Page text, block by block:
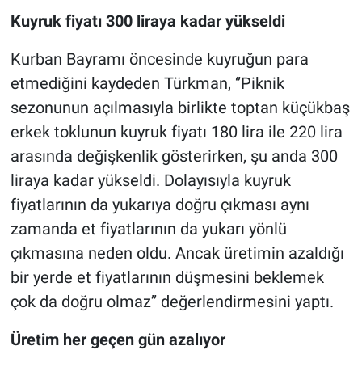
Kuyruk fiyatı 300 liraya kadar yükseldi
Kurban Bayramı öncesinde kuyruğun para
etmediğini kaydeden Türkman, ‘’Piknik
sezonunun açılmasıyla birlikte toptan küçükbaş
erkek toklunun kuyruk fiyatı 180 lira ile 220 lira
arasında değişkenlik gösterirken, şu anda 300
liraya kadar yükseldi. Dolayısıyla kuyruk
fiyatlarının da yukarıya doğru çıkması aynı
zamanda et fiyatlarının da yukarı yönlü
çıkmasına neden oldu. Ancak üretimin azaldığı
bir yerde et fiyatlarının düşmesini beklemek
çok da doğru olmaz’’ değerlendirmesini yaptı.
Üretim her geçen gün azalıyor